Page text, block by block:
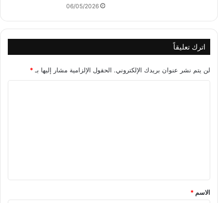
06/05/2026
اترك تعليقاً
لن يتم نشر عنوان بريدك الإلكتروني. الحقول الإلزامية مشار إليها بـ*
*
الاسم *